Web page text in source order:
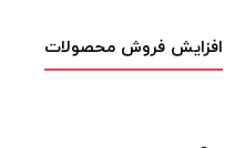
افزایش فروش محصولات